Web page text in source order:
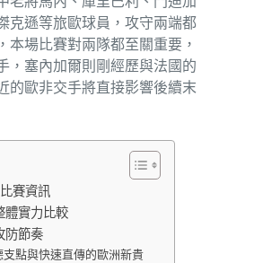
克遜等旅歐球員，攻守兩端都
本場比賽對兩隊都至關重要，
，塞內加爾則剛經歷與法國的
的歐非交手將直接影響後續末
賽資訊
體實力比較
防節奏
支點與快速直傳的歐洲新貴